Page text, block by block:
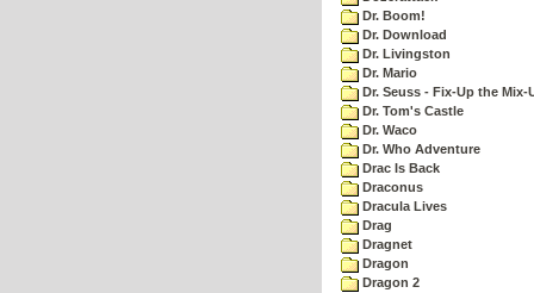
Dr. Boom!
Dr. Download
Dr. Livingston
Dr. Mario
Dr. Seuss - Fix-Up the Mix-
Dr. Tom's Castle
Dr. Waco
Dr. Who Adventure
Drac Is Back
Draconus
Dracula Lives
Drag
Dragnet
Dragon
Dragon 2